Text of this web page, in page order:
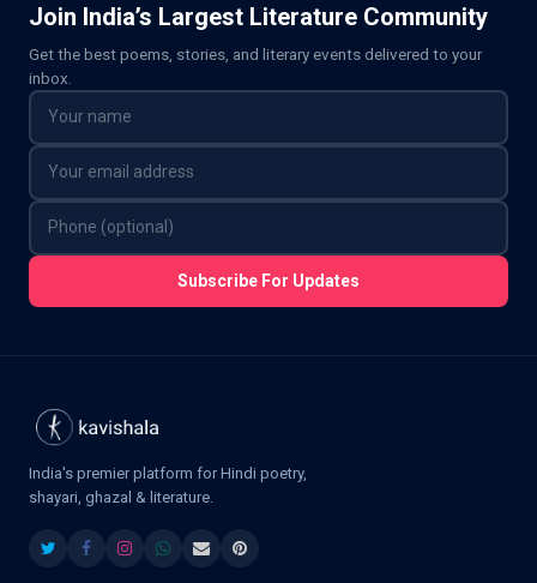
Join India’s Largest Literature Community
Get the best poems, stories, and literary events delivered to your
inbox.
Subscribe For Updates
India's premier platform for Hindi poetry,
shayari, ghazal & literature.